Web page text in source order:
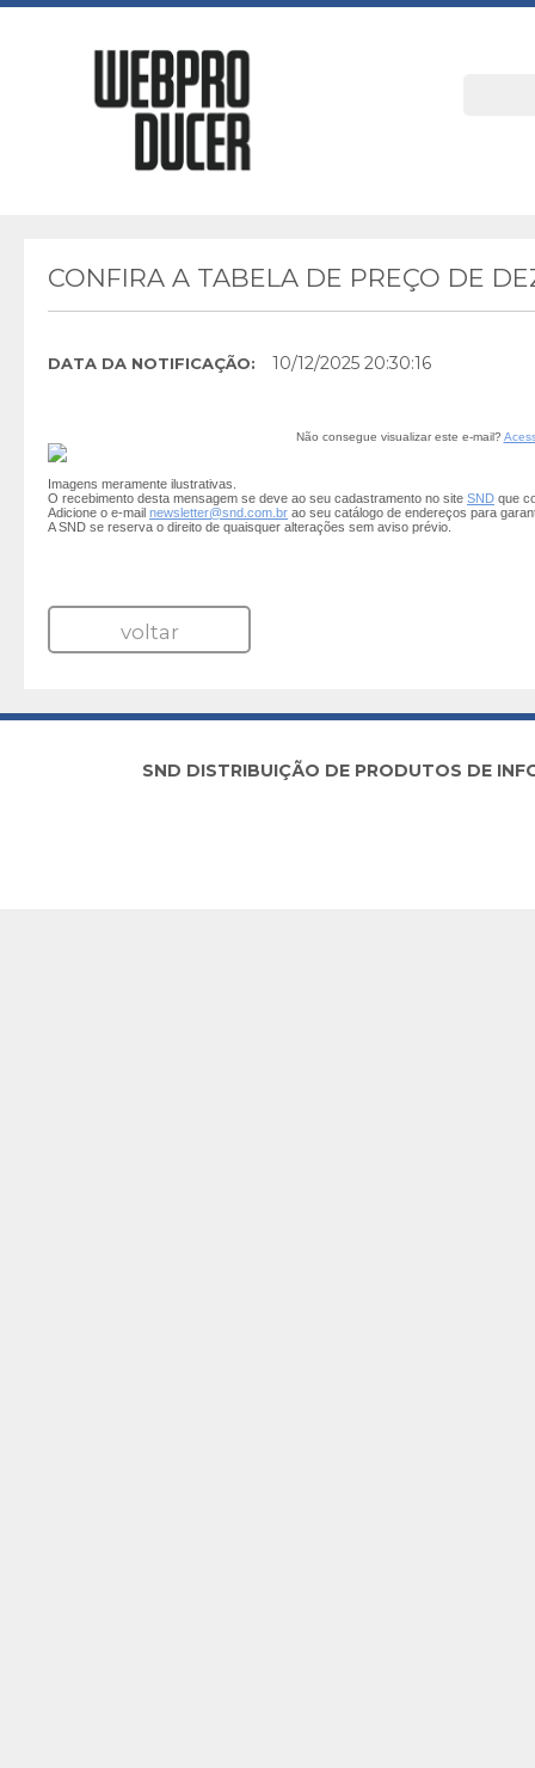
CONFIRA A TABELA DE PREÇO DE
DATA DA NOTIFICAÇÃO: 10/12/2025 20:30:16
Não consegue visualizar este e-mail?
Imagens meramente ilustrativas.
O recebimento desta mensagem se deve ao seu cadastramento no site SND que
Adicione o e-mail newsletter@snd.com.br ao seu catálogo de endereços para
A SND se reserva o direito de quaisquer alterações sem aviso prévio.
voltar
SND DISTRIBUIÇÃO DE PRODUTOS DE